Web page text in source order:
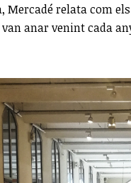
Mercadé relata com
anar venint cada